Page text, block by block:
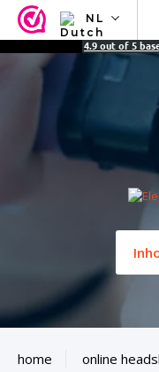
NL
NL
ES
4.9 out of 5
home online